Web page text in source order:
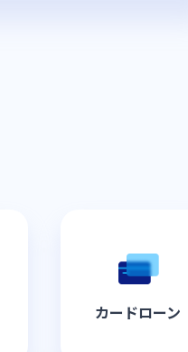
カードローン